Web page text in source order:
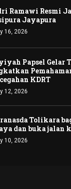
Ramawi Resmi
Jayapura
16, 2026
Papsel Gelar
KDRT
12, 2026
Tolikara
dan buka jalan
10, 2026